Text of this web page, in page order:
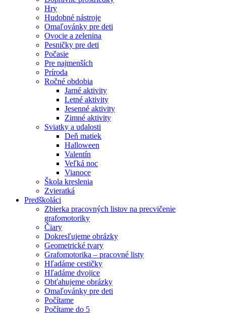
Hry
Hudobné nástroje
Omaľovánky pre deti
Ovocie a zelenina
Pesničky pre deti
Počasie
Pre najmenších
Príroda
Ročné obdobia
Jarné aktivity
Letné aktivity
Jesenné aktivity
Zimné aktivity
Sviatky a udalosti
Deň matiek
Halloween
Valentín
Veľká noc
Vianoce
Škola kreslenia
Zvieratká
Predškoláci
Zbierka pracovných listov na precvičenie
grafomotoriky
Čiary
Dokresľujeme obrázky
Geometrické tvary
Grafomotorika – pracovné listy
Hľadáme cestičky
Hľadáme dvojice
Obťahujeme obrázky
Omaľovánky pre deti
Počítame
Počítame do 5